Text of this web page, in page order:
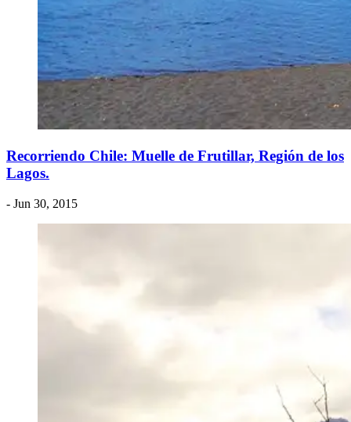
Recorriendo Chile: Muelle de Frutillar, Región de los
Lagos.
- Jun 30, 2015